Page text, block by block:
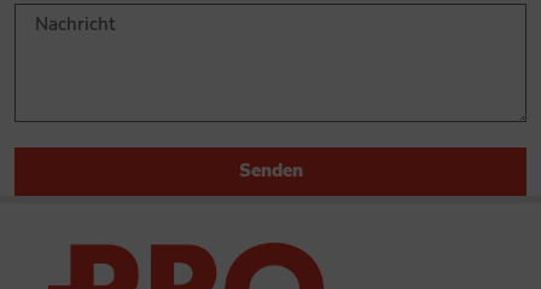
Senden